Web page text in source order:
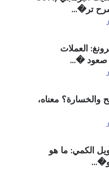
العملات
صعود �...
والخسارة؟ معناه،
الكمي: ما هو